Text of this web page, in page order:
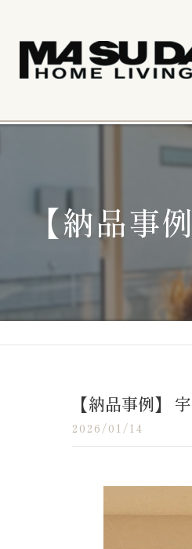
【納品事
【納品事例】
2026/01/14